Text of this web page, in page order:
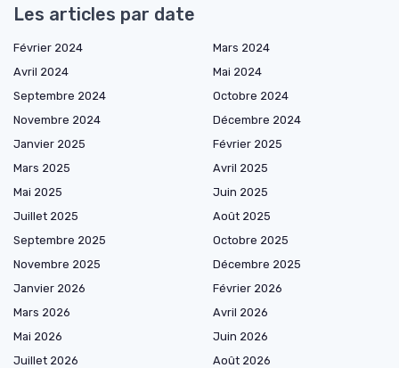
Les articles par date
Février 2024
Mars 2024
Avril 2024
Mai 2024
Septembre 2024
Octobre 2024
Novembre 2024
Décembre 2024
Janvier 2025
Février 2025
Mars 2025
Avril 2025
Mai 2025
Juin 2025
Juillet 2025
Août 2025
Septembre 2025
Octobre 2025
Novembre 2025
Décembre 2025
Janvier 2026
Février 2026
Mars 2026
Avril 2026
Mai 2026
Juin 2026
Juillet 2026
Août 2026